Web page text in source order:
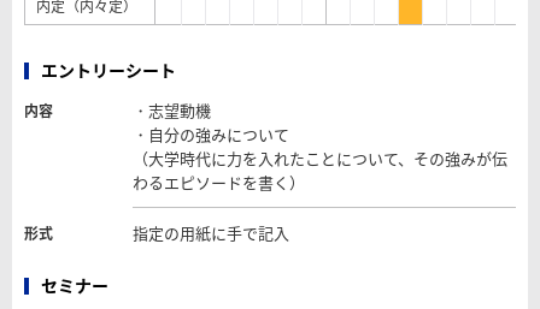
内定（内々定）
エントリーシート
内容
・志望動機
・自分の強みについて
（大学時代に力を入れたことについて、その強みが伝
わるエピソードを書く）
形式 指定の用紙に手で記入
セミナー